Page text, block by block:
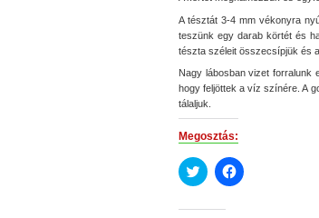
A tésztát 3-4 mm vékonyra
teszünk egy darab körtét és
tészta széleit összecsípjük és
Nagy lábosban vizet forralunk
hogy feljöttek a víz színére. A
tálaljuk.
Megosztás:
Click
to
Click
to